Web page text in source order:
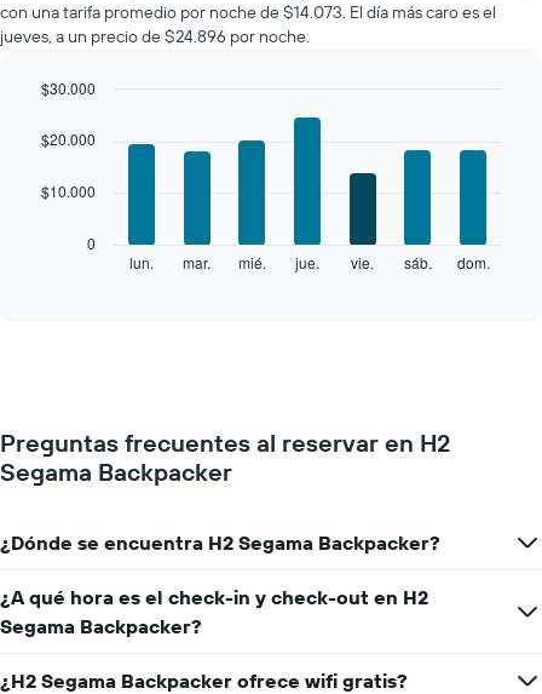
con una tarifa promedio por noche de $14.073. El día más caro es el
jueves, a un precio de $24.896 por noche.
chart
with
bars.
habitación
por
cada
de
El
gráfico
muestra
1
graphic.
lun. mar. mié. jue. vie. sáb. dom.
0
$10.000
$20.000
$30.000
Preguntas frecuentes al reservar en H2
Segama Backpacker
¿Dónde se encuentra H2 Segama Backpacker?
¿A qué hora es el check-in y check-out en H2
Segama Backpacker?
¿H2 Segama Backpacker ofrece wifi gratis?